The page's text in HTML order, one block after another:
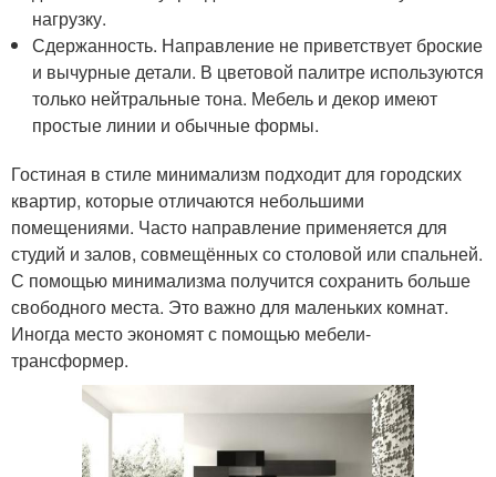
нагрузку.
Сдержанность. Направление не приветствует броские
и вычурные детали. В цветовой палитре используются
только нейтральные тона. Мебель и декор имеют
простые линии и обычные формы.
Гостиная в стиле минимализм подходит для городских
квартир, которые отличаются небольшими
помещениями. Часто направление применяется для
студий и залов, совмещённых со столовой или спальней.
С помощью минимализма получится сохранить больше
свободного места. Это важно для маленьких комнат.
Иногда место экономят с помощью мебели-
трансформер.